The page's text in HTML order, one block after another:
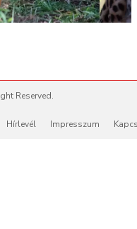
Reserved.
Hírlevél Impresszum